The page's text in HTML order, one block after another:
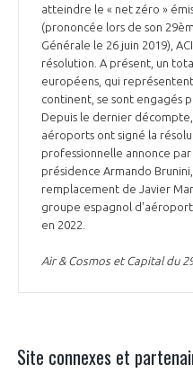
atteindre le « net zéro »
(prononcée lors de son
Générale le 26 juin 2019),
résolution. A présent, un
européens, qui
continent, se sont engagés
Depuis le dernier
aéroports ont signé la
professionnelle annonce par
présidence Armando
remplacement de Javier
groupe espagnol
en 2022.
Air & Cosmos et Capital du
Site connexes et